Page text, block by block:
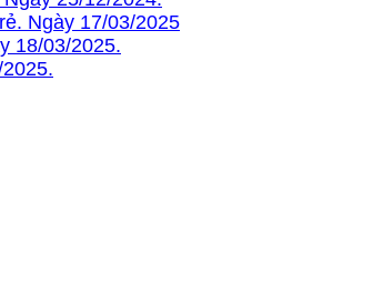
Ngày 17/03/2025
18/03/2025.